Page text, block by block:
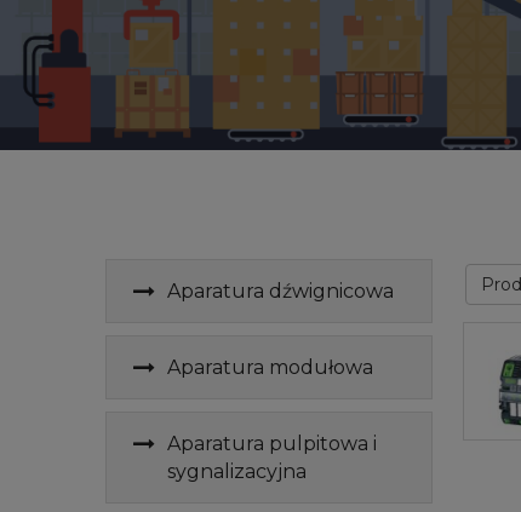
Aparatura dźwignicowa
Aparatura modułowa
Aparatura pulpitowa i
sygnalizacyjna